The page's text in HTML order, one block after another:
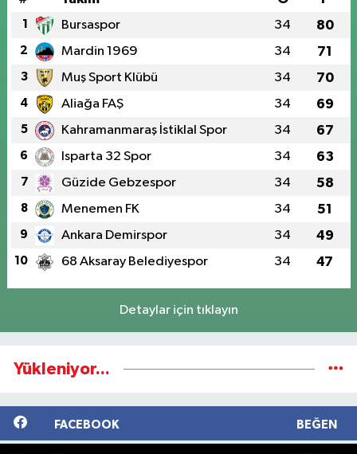
1 Bursaspor 34 80
2 Mardin 1969 34 71
3 Muş Sport Klübü 34 70
4 Aliağa FAŞ 34 69
5 Kahramanmaraş İstiklal Spor 34 67
6 Isparta 32 Spor 34 63
7 Güzide Gebzespor 34 58
8 Menemen FK 34 51
9 Ankara Demirspor 34 49
10 68 Aksaray Belediyespor 34 47
Detaylar için tıklayın
Yükleniyor...
FACEBOOK BEĞEN